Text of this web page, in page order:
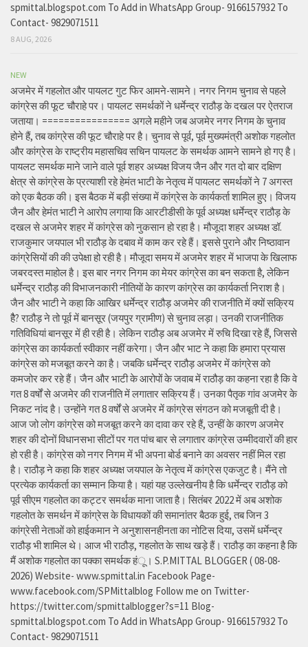
spmittal.blogspot.com To Add in WhatsApp Group- 9166157932 To
Contact- 9829071511
8 AUG, 2026
NEW
अजमेर में गहलोत और पायलट गुट फिर आमने-सामने। नगर निगम चुनाव से पहले
कांग्रेस की फूट चौराहे पर। पायलट समर्थकों ने धर्मेन्द्र राठौड़ के दखल पर ऐतराज
जताया। ================ अगले महीने जब अजमेर नगर निगम के चुनाव
होने हैं, तब कांग्रेस की फूट चौराहे पर है। चुनाव से पूर्व, पूर्व मुख्यमंत्री अशोक गहलोत
और कांग्रेस के राष्ट्रीय महासचिव सचिन पायलट के समर्थक आमने सामने हो गए है।
पायलट समर्थक माने जाने वाले पूर्व शहर अध्यक्ष विजय जैन और गत दो बार दक्षिण
क्षेत्र से कांग्रेस के प्रत्याशी रहे हेमंत भाटी के नेतृत्व में पायलट समर्थकों ने 7 अगस्त
को एक बैठक की। इस बैठक में बड़ी संख्या में कांग्रेस के कार्यकर्ता शामिल हुए। विजय
जैन और हेमंत भाटी ने आरोप लगाया कि आरटीडीसी के पूर्व अध्यक्ष धर्मेन्द्र राठौड़ के
दखल से अजमेर शहर में कांग्रेस को नुकसान हो रहा है। मौजूदा शहर अध्यक्ष डॉ.
राजकुमार जयपाल भी राठौड़ के दबाव में काम कर रहे हैं। इससे पुराने और निष्ठावान
कांग्रेसियों की की उपेक्षा हो रही है। मौजूदा समय में अजमेर शहर में भाजपा के खिलाफ
जबरदस्त माहोल है। इस बार नगर निगम का मेयर कांग्रेस का बन सकता है, लेकिन
धर्मेन्द्र राठौड़ की विभाजनकारी नीतियों के कारण कांग्रेस का कार्यकर्ता निराश है।
जैन और भाटी ने कहा कि आखिर धर्मेन्द्र राठौड़ अजमेर की राजनीति में क्यों सक्रिय
हैै? राठौड़ ने तो पूर्व में बानसूर (जयपुर ग्रामीण) से चुनाव लड़ा। उनकी राजनीतिक
गतिविधियां बानसूर में ही रही है। लेकिन राठौड़ अब अजमेर में रुचि दिखा रहे हैं, जिससे
कांग्रेस का कार्यकर्ता स्वीकार नहीं करेगा। जैन और भाट ने कहा कि हमारा प्रयास
कांग्रेस को मजबूत करने का है। जबकि धर्मेन्द्र राठौड़ अजमेर में कांग्रेस को
कमजोर कर रहे हैं। जैन और भाटी के आरोपों के जवाब में राठौड़ का कहना रहा है कि वे
गत 8 वर्षों से अजमेर की राजनीति में लगातार सक्रिय हैं। उनका पैतृक गांव अजमेर के
निकट नांद है। उन्होंने गत 8 वर्षों से अजमेर में कांग्रेस संगठन को मजबूती दी है।
आज जो लोग कांग्रेस को मजबूत करने का दावा कर रहे हैं, उन्हीं के कारण अजमेर
शहर की दोनों विधानसभा सीटों पर गत पांच बार से लगातार कांग्रेस उम्मीदवारों की हार
हो रही है। कांग्रेस को नगर निगम में भी अपना बोर्ड बनाने का अवसर नहीं मिल रहा
है। राठौड़ ने कहा कि शहर अध्यक्ष जयपाल के नेतृत्व में कांग्रेस एकजुट है। मैंने तो
प्रत्येक कार्यकर्ता का सम्मान किया है। यहां यह उल्लेखनीय है कि धर्मेन्द्र राठौड़ को
पूर्व सीएम गहलोत का कट्टर समर्थक माना जाता है। सितंबर 2022 में अब अशोक
गहलोत के समर्थन में कांग्रेस के विधायकों की समानांतर बैठक हुई, तब जिन 3
कांग्रेसी नेताओं को हाईकमान ने अनुशासनहीनता का नोटिस दिया, उसमें धर्मेन्द्र
राठौड़ भी शामिल थे। आज भी राठौड़, गहलोत के साथ खड़े हैं। राठौड़ का कहना है कि
मैं अशोक गहलोत का पक्का समर्थक हंू। S.P.MITTAL BLOGGER ( 08-08-
2026) Website- www.spmittal.in Facebook Page-
www.facebook.com/SPMittalblog Follow me on Twitter-
https://twitter.com/spmittalblogger?s=11 Blog-
spmittal.blogspot.com To Add in WhatsApp Group- 9166157932 To
Contact- 9829071511